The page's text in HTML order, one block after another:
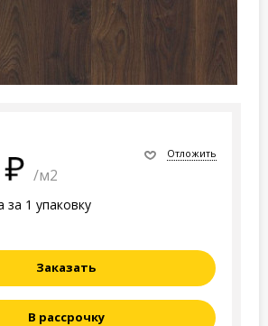
/м2
за 1 упаковку
Отложить
Заказать
В рассрочку